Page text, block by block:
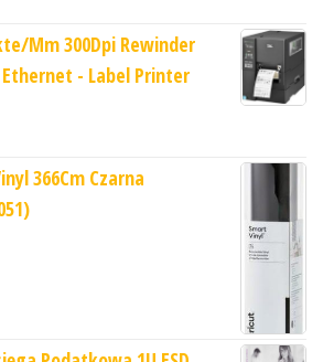
Mm 300Dpi Rewinder
Ethernet - Label Printer
366Cm Czarna